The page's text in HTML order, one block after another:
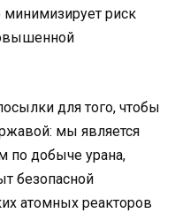
риск
для того, чтобы
мы является
добыче урана,
безопасной
атомных реакторов